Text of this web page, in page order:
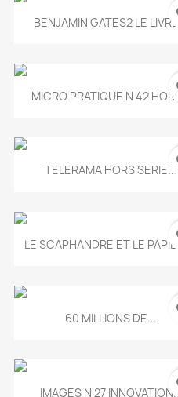
Aperçu rapide
BENJAMIN GATES2 LE
Aperçu rapide
MICRO PRATIQUE N 42
Aperçu rapide
TELERAMA HORS SERIE...
Aperçu rapide
LE SCAPHANDRE ET LE
Aperçu rapide
60 MILLIONS DE...
Aperçu rapide
IMAGES N 27